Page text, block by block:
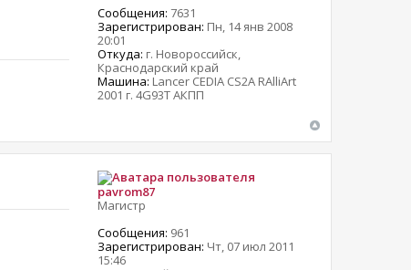
Сообщения: 7631
Зарегистрирован: Пн, 14 янв 2008
20:01
Откуда: г. Новороссийск,
Краснодарский край
Машина: Lancer CEDIA CS2A RAlliArt
2001 г. 4G93T АКПП
pavrom87
Магистр
Сообщения: 961
Зарегистрирован: Чт, 07 июл 2011
15:46